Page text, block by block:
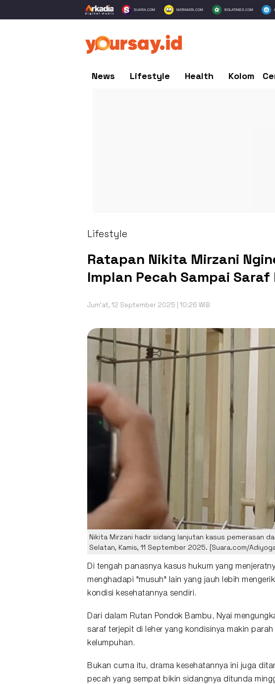
SUARA.COM MATAMATA.COM BOLATIMES.COM
News Lifestyle Health Kolom
Lifestyle
Ratapan Nikita Mirzani
Implan Pecah Sampai Saraf
Jum'at, 12 September 2025 | 10:26 WIB
Nikita Mirzani hadir sidang lanjutan kasus pemerasan
Selatan, Kamis, 11 September 2025. [Suara.com/
Di tengah panasnya kasus hukum yang
menghadapi "musuh" lain yang jauh lebih
kondisi kesehatannya sendiri.
Dari dalam Rutan Pondok Bambu , Nyai
saraf terjepit di leher yang kondisinya makin
kelumpuhan.
Bukan cuma itu, drama kesehatannya ini juga
pecah yang sempat bikin sidangnya ditunda